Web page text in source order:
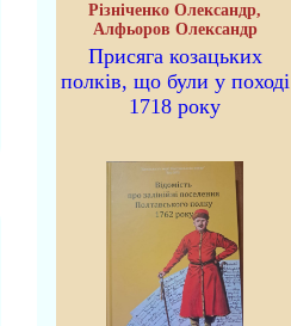
Різніченко Олександр,
Алфьоров Олександр
Присяга козацьких
полків, що були у поході
1718 року